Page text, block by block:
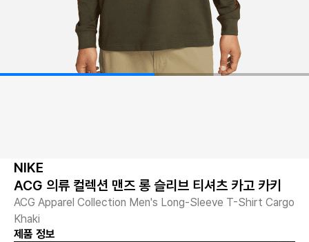
NIKE
ACG 의류 컬렉션 맨즈 롱 슬리브 티셔츠 카고 카키
ACG Apparel Collection Men's Long-Sleeve T-Shirt Cargo
Khaki
제품 정보